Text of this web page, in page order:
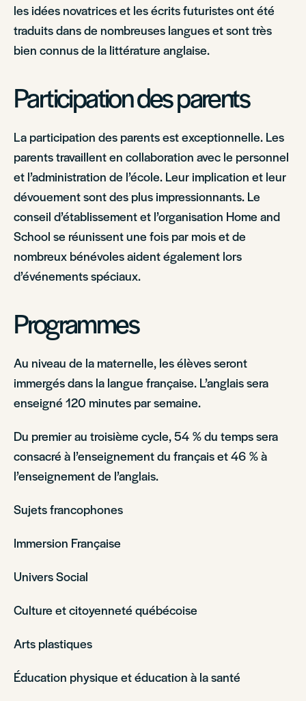
les idées novatrices et les écrits futuristes ont été
traduits dans de nombreuses langues et sont très
bien connus de la littérature anglaise.
Participation des parents
La participation des parents est exceptionnelle. Les
parents travaillent en collaboration avec le personnel
et l’administration de l’école. Leur implication et leur
dévouement sont des plus impressionnants. Le
conseil d’établissement et l’organisation Home and
School se réunissent une fois par mois et de
nombreux bénévoles aident également lors
d’événements spéciaux.
Programmes
Au niveau de la maternelle, les élèves seront
immergés dans la langue française. L’anglais sera
enseigné 120 minutes par semaine.
Du premier au troisième cycle, 54 % du temps sera
consacré à l’enseignement du français et 46 % à
l’enseignement de l’anglais.
Sujets francophones
Immersion Française
Univers Social
Culture et citoyenneté québécoise
Arts plastiques
Éducation physique et éducation à la santé